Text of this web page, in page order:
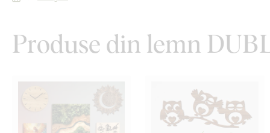
Produse din lemn